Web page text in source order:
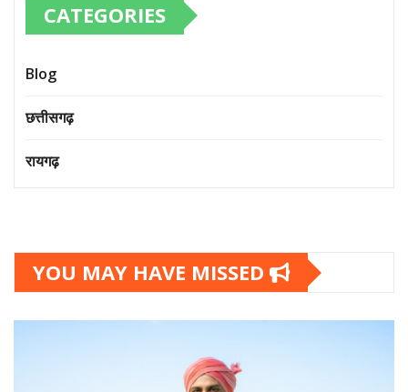
CATEGORIES
Blog
छत्तीसगढ़
रायगढ़
YOU MAY HAVE MISSED